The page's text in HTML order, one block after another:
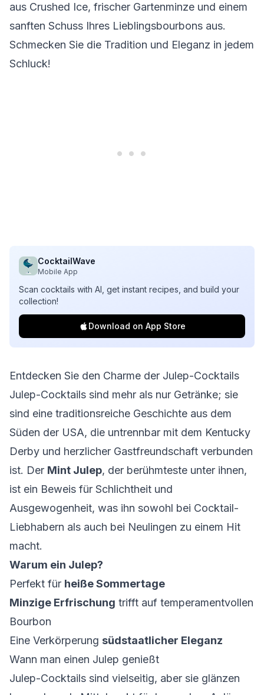
aus Crushed Ice, frischer Gartenminze und einem
sanften Schuss Ihres Lieblingsbourbons aus.
Schmecken Sie die Tradition und Eleganz in jedem
Schluck!
CocktailWave
Mobile App
Scan cocktails with AI, get instant recipes, and build your
collection!
Download on App Store
Entdecken Sie den Charme der Julep-Cocktails
Julep-Cocktails sind mehr als nur Getränke; sie
sind eine traditionsreiche Geschichte aus dem
Süden der USA, die untrennbar mit dem Kentucky
Derby und herzlicher Gastfreundschaft verbunden
ist. Der Mint Julep, der berühmteste unter ihnen,
ist ein Beweis für Schlichtheit und
Ausgewogenheit, was ihn sowohl bei Cocktail-
Liebhabern als auch bei Neulingen zu einem Hit
macht.
Warum ein Julep?
Perfekt für heiße Sommertage
Minzige Erfrischung trifft auf temperamentvollen
Bourbon
Eine Verkörperung südstaatlicher Eleganz
Wann man einen Julep genießt
Julep-Cocktails sind vielseitig, aber sie glänzen